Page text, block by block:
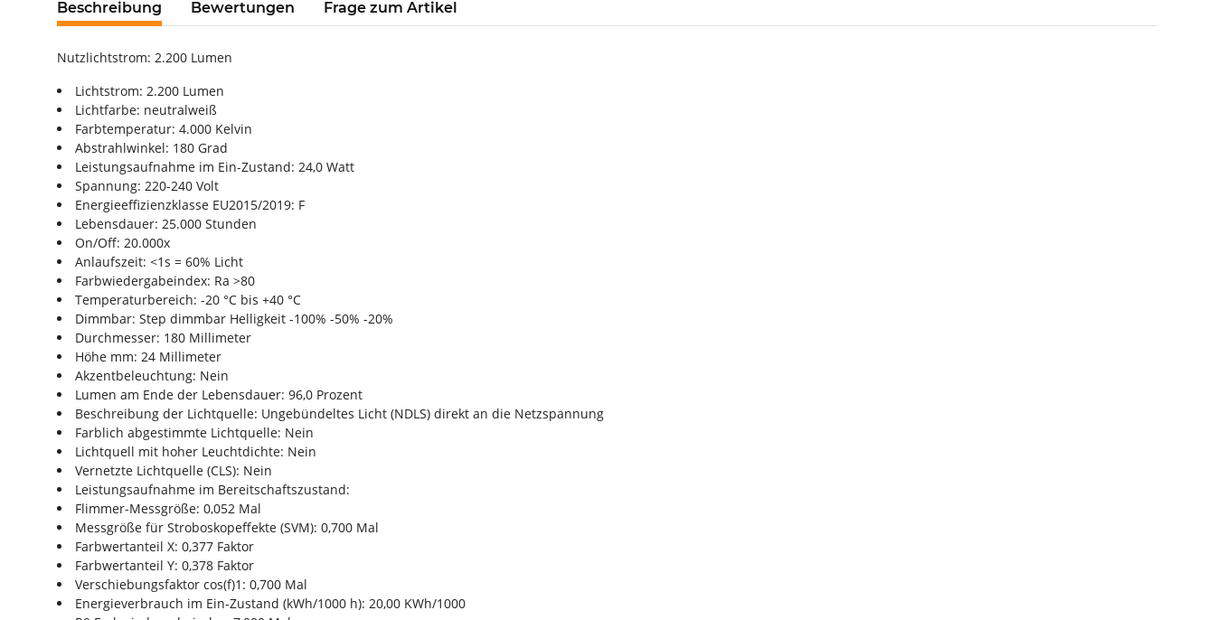
Beschreibung Bewertungen Frage zum Artikel
Nutzlichtstrom: 2.200 Lumen
Lichtstrom: 2.200 Lumen
Lichtfarbe: neutralweiß
Farbtemperatur: 4.000 Kelvin
Abstrahlwinkel: 180 Grad
Leistungsaufnahme im Ein-Zustand: 24,0 Watt
Spannung: 220-240 Volt
Energieeffizienzklasse EU2015/2019: F
Lebensdauer: 25.000 Stunden
On/Off: 20.000x
Anlaufszeit: <1s = 60% Licht
Farbwiedergabeindex: Ra >80
Temperaturbereich: -20 °C bis +40 °C
Dimmbar: Step dimmbar Helligkeit -100% -50% -20%
Durchmesser: 180 Millimeter
Höhe mm: 24 Millimeter
Akzentbeleuchtung: Nein
Lumen am Ende der Lebensdauer: 96,0 Prozent
Beschreibung der Lichtquelle: Ungebündeltes Licht (NDLS) direkt an die Netzspannung
Farblich abgestimmte Lichtquelle: Nein
Lichtquell mit hoher Leuchtdichte: Nein
Vernetzte Lichtquelle (CLS): Nein
Leistungsaufnahme im Bereitschaftszustand:
Flimmer-Messgröße: 0,052 Mal
Messgröße für Stroboskopeffekte (SVM): 0,700 Mal
Farbwertanteil X: 0,377 Faktor
Farbwertanteil Y: 0,378 Faktor
Verschiebungsfaktor cos(f)1: 0,700 Mal
Energieverbrauch im Ein-Zustand (kWh/1000 h): 20,00 KWh/1000